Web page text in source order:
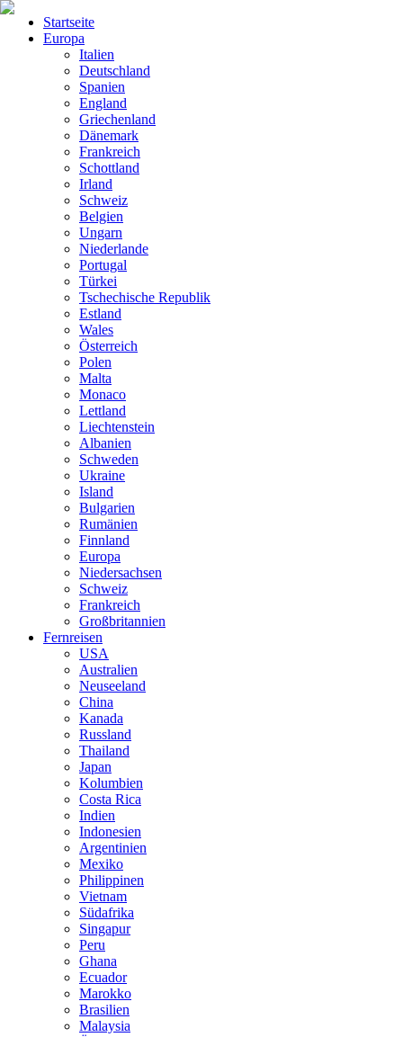
Startseite
Europa
Italien
Deutschland
Spanien
England
Griechenland
Dänemark
Frankreich
Schottland
Irland
Schweiz
Belgien
Ungarn
Niederlande
Portugal
Türkei
Tschechische Republik
Estland
Wales
Österreich
Polen
Malta
Monaco
Lettland
Liechtenstein
Albanien
Schweden
Ukraine
Island
Bulgarien
Rumänien
Finnland
Europa
Niedersachsen
Schweiz
Frankreich
Großbritannien
Fernreisen
USA
Australien
Neuseeland
China
Kanada
Russland
Thailand
Japan
Kolumbien
Costa Rica
Indien
Indonesien
Argentinien
Mexiko
Philippinen
Vietnam
Südafrika
Singapur
Peru
Ghana
Ecuador
Marokko
Brasilien
Malaysia